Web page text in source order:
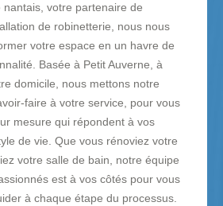
nantais, votre partenaire de
de robinetterie, nous nous
votre espace en un havre de
Basée à Petit Auverne, à
domicile, nous mettons notre
faire à votre service, pour vous
mesure qui répondent à vos
de vie. Que vous rénoviez votre
votre salle de bain, notre équipe
est à vos côtés pour vous
à chaque étape du processus.